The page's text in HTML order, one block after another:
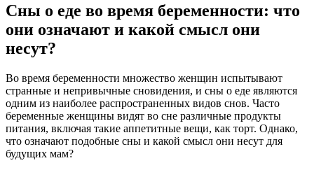
Сны о еде во время беременности: что
они означают и какой смысл они
несут?
Во время беременности множество женщин испытывают
странные и непривычные сновидения, и сны о еде являются
одним из наиболее распространенных видов снов. Часто
беременные женщины видят во сне различные продукты
питания, включая такие аппетитные вещи, как торт. Однако,
что означают подобные сны и какой смысл они несут для
будущих мам?